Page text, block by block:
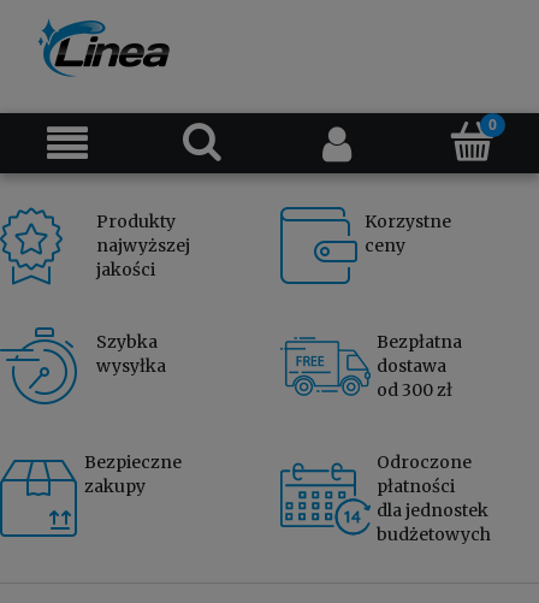
Produkty
najwyższej
jakości
Korzystne
ceny
Szybka
wysyłka
Bezpłatna
dostawa
od 300 zł
Bezpieczne
zakupy
Odroczone
płatności
dla jednostek
budżetowych